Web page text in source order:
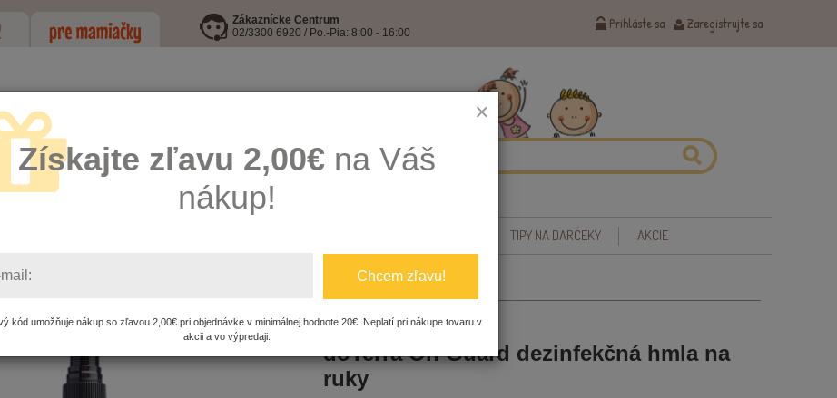
Zákaznícke Centrum
02/3300 6920 / Po.-Pia: 8:00 - 16:00
Prihláste sa Zaregistrujte sa
TIPY NA DARČEKY AKCIE
- doTerra doTerra On Guard dezinfekčná hmla na ruky
doTerra On Guard dezinfekčná hmla na
ruky
×
Získajte zľavu 2,00€ na Váš
nákup!
mail: Chcem zľavu!
kód umožňuje nákup so zľavou 2,00€ pri objednávke v minimálnej hodnote 20€. Neplatí pri nákupe tovaru v
akcii a vo výpredaji.